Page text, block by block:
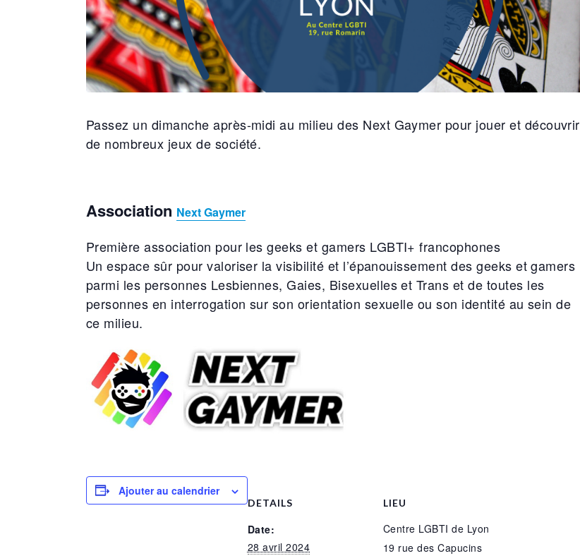
Passez un dimanche après-midi au milieu des Next Gaymer pour jouer et découvrir
de nombreux jeux de société.
Association Next Gaymer
Première association pour les geeks et gamers LGBTI+ francophones
Un espace sûr pour valoriser la visibilité et l’épanouissement des geeks et gamers
parmi les personnes Lesbiennes, Gaies, Bisexuelles et Trans et de toutes les
personnes en interrogation sur son orientation sexuelle ou son identité au sein de
ce milieu.
Ajouter au calendrier
DETAILS
Date:
28 avril 2024
LIEU
Centre LGBTI de Lyon
19 rue des Capucins